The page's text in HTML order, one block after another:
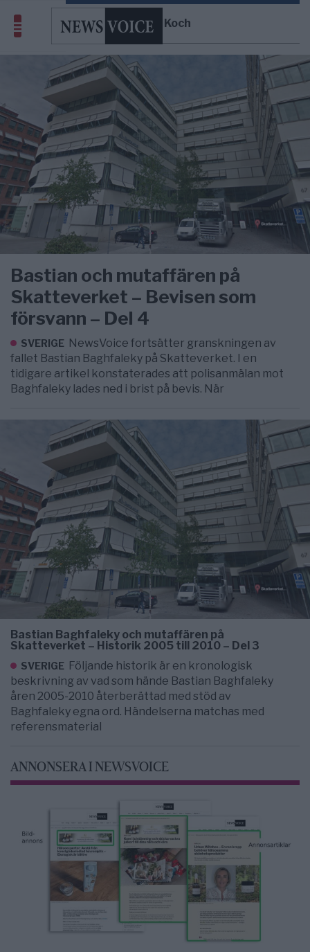
Michaël Koch
Bastian och mutaffären på
Skatteverket – Bevisen som
försvann – Del 4
SVERIGE NewsVoice fortsätter granskningen av
fallet Bastian Baghfaleky på Skatteverket. I en
tidigare artikel konstaterades att polisanmälan mot
Baghfaleky lades ned i brist på bevis. När
Bastian Baghfaleky och mutaffären på
Skatteverket – Historik 2005 till 2010 – Del 3
SVERIGE Följande historik är en kronologisk
beskrivning av vad som hände Bastian Baghfaleky
åren 2005-2010 återberättad med stöd av
Baghfaleky egna ord. Händelserna matchas med
referensmaterial
ANNONSERA I NEWSVOICE